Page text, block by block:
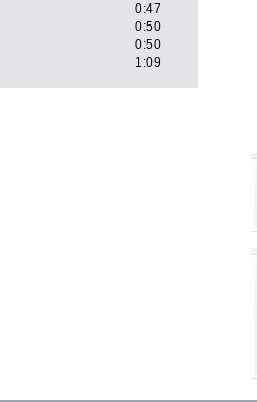
0:47
0:50
0:50
1:09